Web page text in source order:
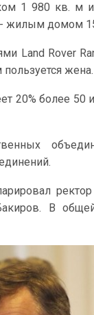
1 980 кв.
- жилым домом
Land Rover
жена.
20% более 50
В